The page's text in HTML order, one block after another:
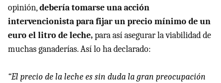
opinión,debería tomarse una acción
intervencionista para fijar un precio mínimo de un
euro el litro de leche,para así asegurar la viabilidad de
muchas ganaderías. Así lo ha declarado:
“El precio de la leche es sin duda la gran preocupación